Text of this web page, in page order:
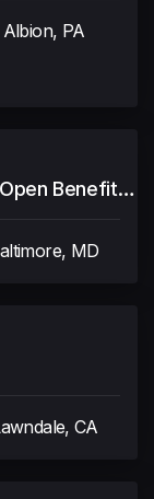
PA
Benefit
MD
CA